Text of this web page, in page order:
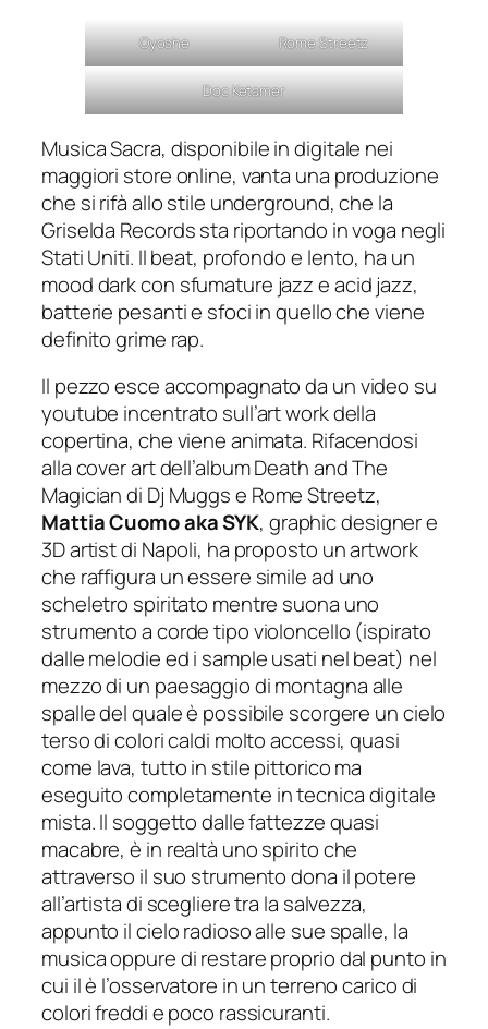
Oyoshe Rome Streetz
Doc Ketamer
Musica Sacra, disponibile in digitale nei
maggiori store online, vanta una produzione
che si rifà allo stile underground, che la
Griselda Records sta riportando in voga negli
Stati Uniti. Il beat, profondo e lento, ha un
mood dark con sfumature jazz e acid jazz,
batterie pesanti e sfoci in quello che viene
definito grime rap.
Il pezzo esce accompagnato da un video su
youtube incentrato sull’art work della
copertina, che viene animata. Rifacendosi
alla cover art dell’albumDeath and The
Magiciandi Dj Muggs e Rome Streetz,
Mattia Cuomo aka SYK, graphic designer e
3D artist di Napoli, ha proposto un artwork
che raffigura un essere simile ad uno
scheletro spiritato mentre suona uno
strumento a corde tipo violoncello (ispirato
dalle melodie ed i sample usati nel beat) nel
mezzo di un paesaggio di montagna alle
spalle del quale è possibile scorgere un cielo
terso di colori caldi molto accessi, quasi
come lava, tutto in stile pittorico ma
eseguito completamente in tecnica digitale
mista. Il soggetto dalle fattezze quasi
macabre, è in realtà uno spirito che
attraverso il suo strumento dona il potere
all’artista di scegliere tra la salvezza,
appunto il cielo radioso alle sue spalle, la
musica oppure di restare proprio dal punto in
cui il è l’osservatore in un terreno carico di
colori freddi e poco rassicuranti.